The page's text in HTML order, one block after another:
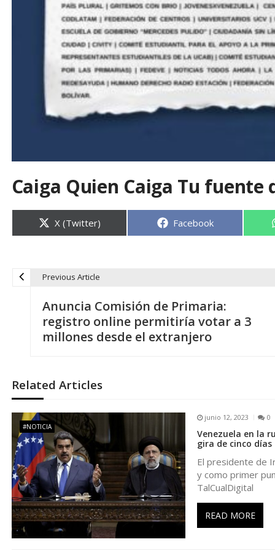
Caiga Quien Caiga Tu fuente
Compartir
en
X (Twitter) Compartir
Facebook
e
g
a
c
i
ó
Previous Article
Anuncia Comisión de Primaria:
registro online permitiría votar a 3
millones desde el extranjero
Related Articles
#NOTICIA
junio 12, 2023 0
Venezuela en la
gira de cinco días
El presidente de
y como primer
TalCualDigital
READ MORE